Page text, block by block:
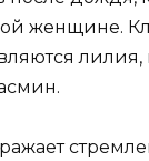
женщине.